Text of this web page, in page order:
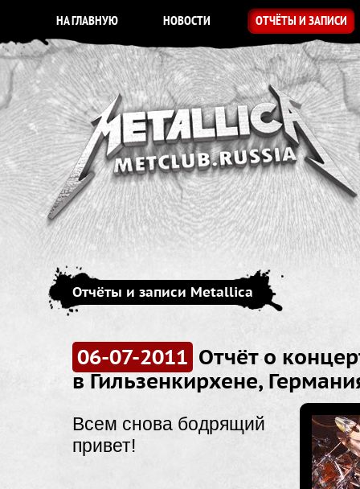
НА ГЛАВНУЮ НОВОСТИ ОТЧЁТЫ И ЗАПИСИ
Отчёты и записи Metallica
06-07-2011 Отчёт о
в Гильзенкирхене,
Всем снова бодрящий
привет!